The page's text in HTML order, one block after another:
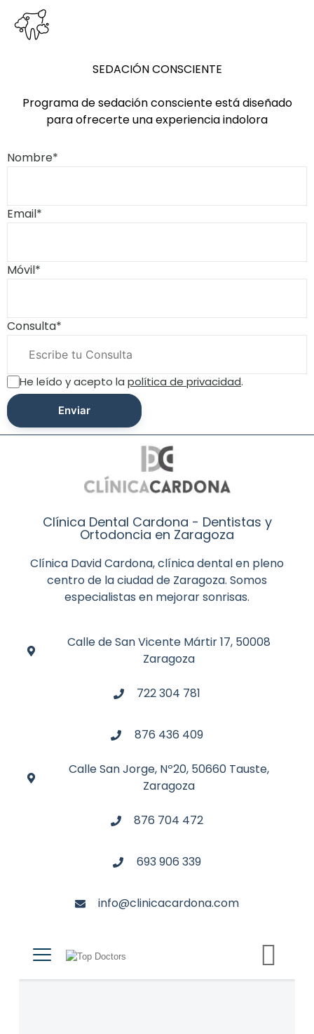
SEDACIÓN CONSCIENTE
Programa de sedación consciente está diseñado
para ofrecerte una experiencia indolora
Nombre*
Email*
Móvil*
Consulta*
He leído y acepto la política de privacidad.
Clínica Dental Cardona - Dentistas y
Ortodoncia en Zaragoza
Clínica David Cardona, clínica dental en pleno
centro de la ciudad de Zaragoza. Somos
especialistas en mejorar sonrisas.
Calle de San Vicente Mártir 17, 50008
Zaragoza
722 304 781
876 436 409
Calle San Jorge, Nº20, 50660 Tauste,
Zaragoza
876 704 472
693 906 339
info@clinicacardona.com